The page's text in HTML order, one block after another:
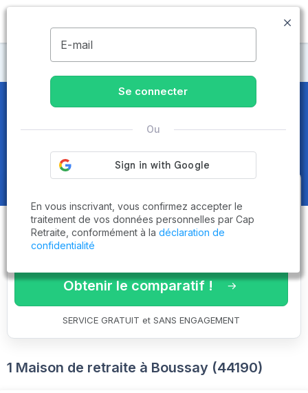
MENU
Maisons de retraite Loire-Atlantique
Maisons de retraite et EHPAD
Boussay (44190)
Obtenez le
comparatif des
établissementsadaptés à vos
critères en 3 minutes !
Obtenir le comparatif !
SERVICE GRATUIT et SANS ENGAGEMENT
1 Maison de retraite à Boussay (44190)
E-mail
Se connecter
Ou
En vous inscrivant, vous confirmez accepter le
traitement de vos données personnelles par Cap
Retraite, conformément à la déclaration de
confidentialité